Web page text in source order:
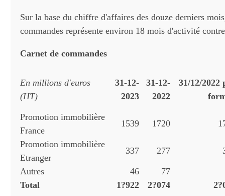
Sur la base du chiffre d'affaires des douze derniers
commandes représente environ 18 mois d'activité
Carnet de commandes
En millions d'euros
(HT)
31-12-
2023
31-12-
2022
31/12/2022
Promotion immobilière
France
1539 1720
Promotion immobilière
Etranger
337 277
Autres 46
77
Total
1?922 2?074